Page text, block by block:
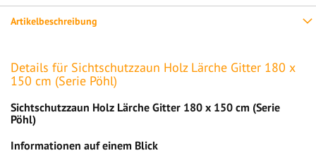
Artikelbeschreibung
Details für Sichtschutzzaun Holz Lärche Gitter 180 x
150 cm (Serie Pöhl)
Sichtschutzzaun Holz Lärche Gitter 180 x 150 cm (Serie
Pöhl)
Informationen auf einem Blick